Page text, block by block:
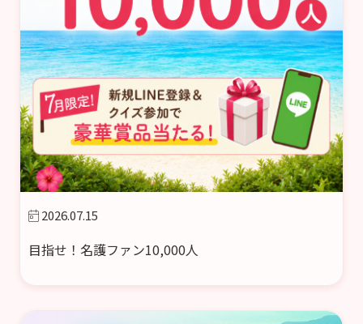
2026.07.15
目指せ！名護ファン10,000人